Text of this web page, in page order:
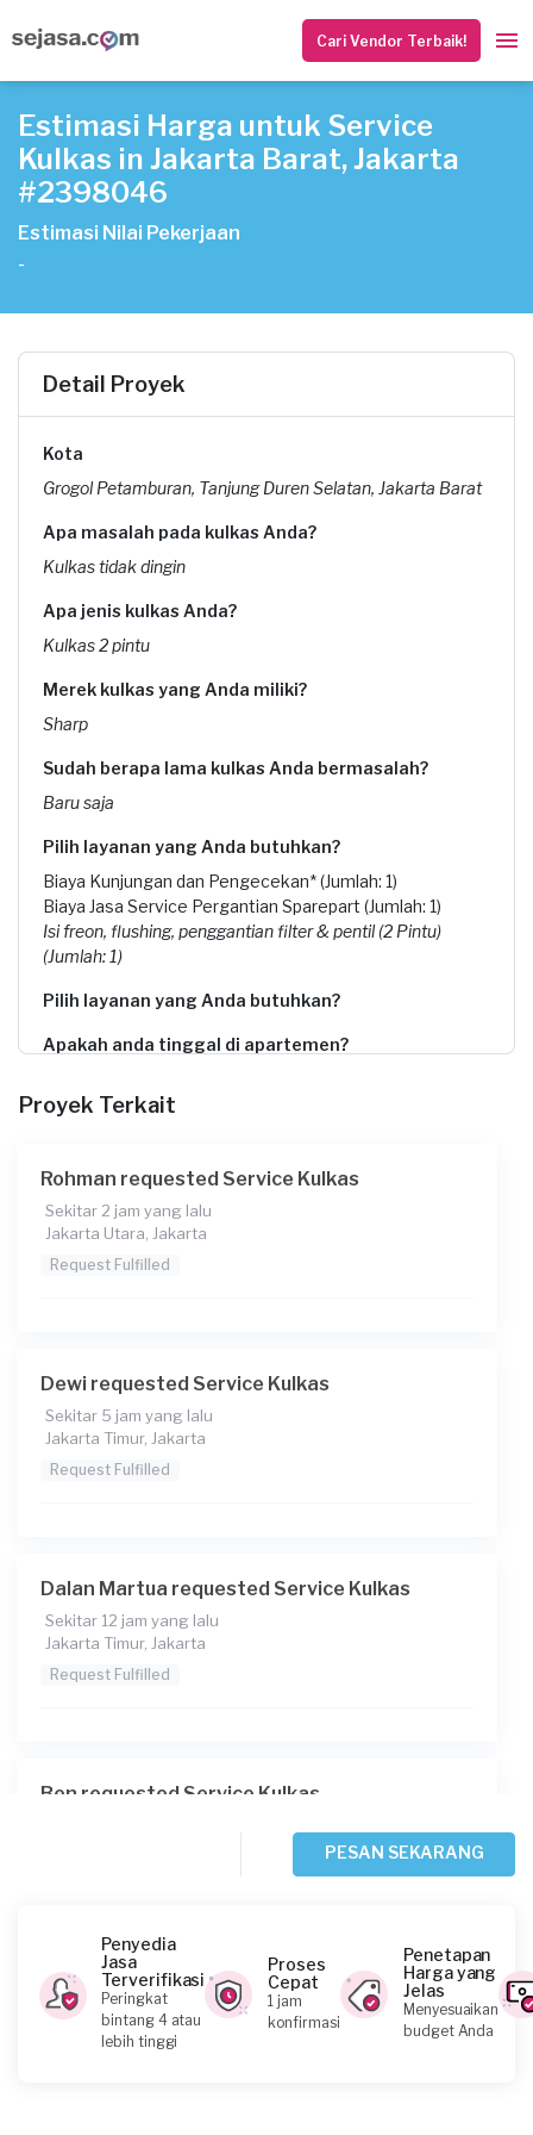
Cari Vendor Terbaik!
Estimasi Harga untuk Service
Kulkas in Jakarta Barat, Jakarta
#2398046
Estimasi Nilai Pekerjaan
-
Detail Proyek
Kota
Grogol Petamburan, Tanjung Duren Selatan, Jakarta Barat
Apa masalah pada kulkas Anda?
Kulkas tidak dingin
Apa jenis kulkas Anda?
Kulkas 2 pintu
Merek kulkas yang Anda miliki?
Sharp
Sudah berapa lama kulkas Anda bermasalah?
Baru saja
Pilih layanan yang Anda butuhkan?
Biaya Kunjungan dan Pengecekan* (Jumlah: 1)
Biaya Jasa Service Pergantian Sparepart (Jumlah: 1)
Isi freon, flushing, penggantian filter & pentil (2 Pintu)
(Jumlah: 1)
Pilih layanan yang Anda butuhkan?
Apakah anda tinggal di apartemen?
Kapan Anda membutuhkan layanan?
Pukul berapa Anda membutuhkan layanan?
10:00
Catatan
Proyek Terkait
Rohman requested Service Kulkas
Sekitar 2 jam yang lalu
Jakarta Utara, Jakarta
Request Fulfilled
Dewi requested Service Kulkas
Sekitar 5 jam yang lalu
Jakarta Timur, Jakarta
Request Fulfilled
Dalan Martua requested Service Kulkas
Sekitar 12 jam yang lalu
Jakarta Timur, Jakarta
Request Fulfilled
Ben requested Service Kulkas
Arief Fiadi requested Service Kulkas
Sekitar 16 jam yang lalu
Jakarta Timur, Jakarta
PESAN SEKARANG
Penyedia
Jasa
Terverifikasi
Peringkat
bintang 4 atau
lebih tinggi
Proses
Cepat
1 jam
konfirmasi
Penetapan
Harga yang
Jelas
Menyesuaikan
budget Anda